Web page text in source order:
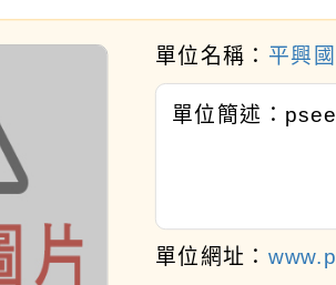
單位名稱： 平興
單位簡述：
單位網址：